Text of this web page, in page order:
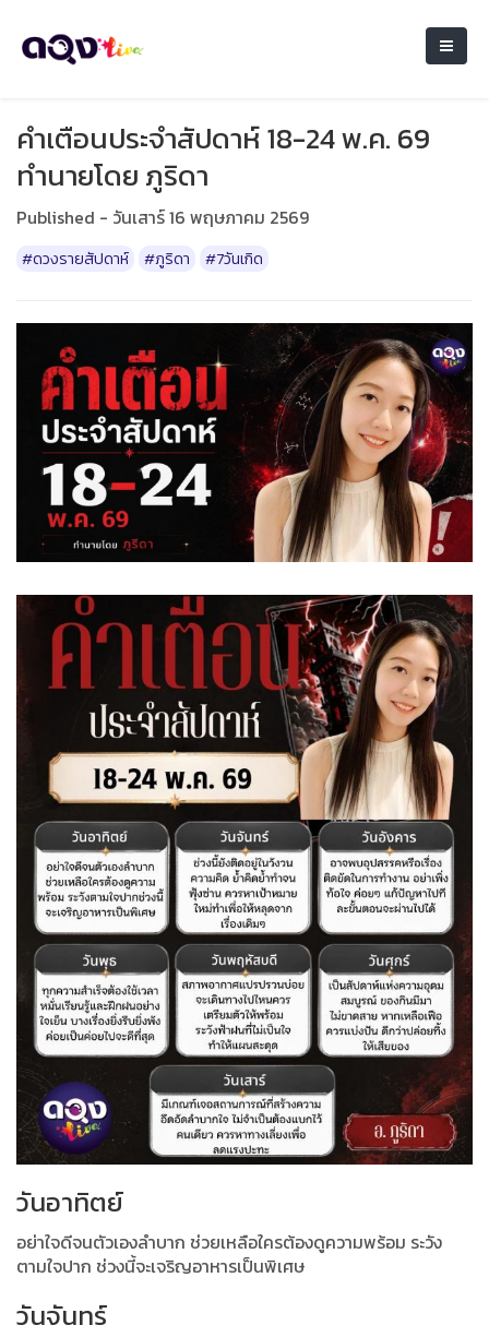
คำเตือนประจำสัปดาห์ 18-24 พ.ค. 69
ทำนายโดย ภูริดา
Published - วันเสาร์ 16 พฤษภาคม 2569
#ดวงรายสัปดาห์ #ภูริดา #7วันเกิด
วันอาทิตย์
อย่าใจดีจนตัวเองลำบาก ช่วยเหลือใครต้องดูความพร้อม ระวัง
ตามใจปาก ช่วงนี้จะเจริญอาหารเป็นพิเศษ
วันจันทร์